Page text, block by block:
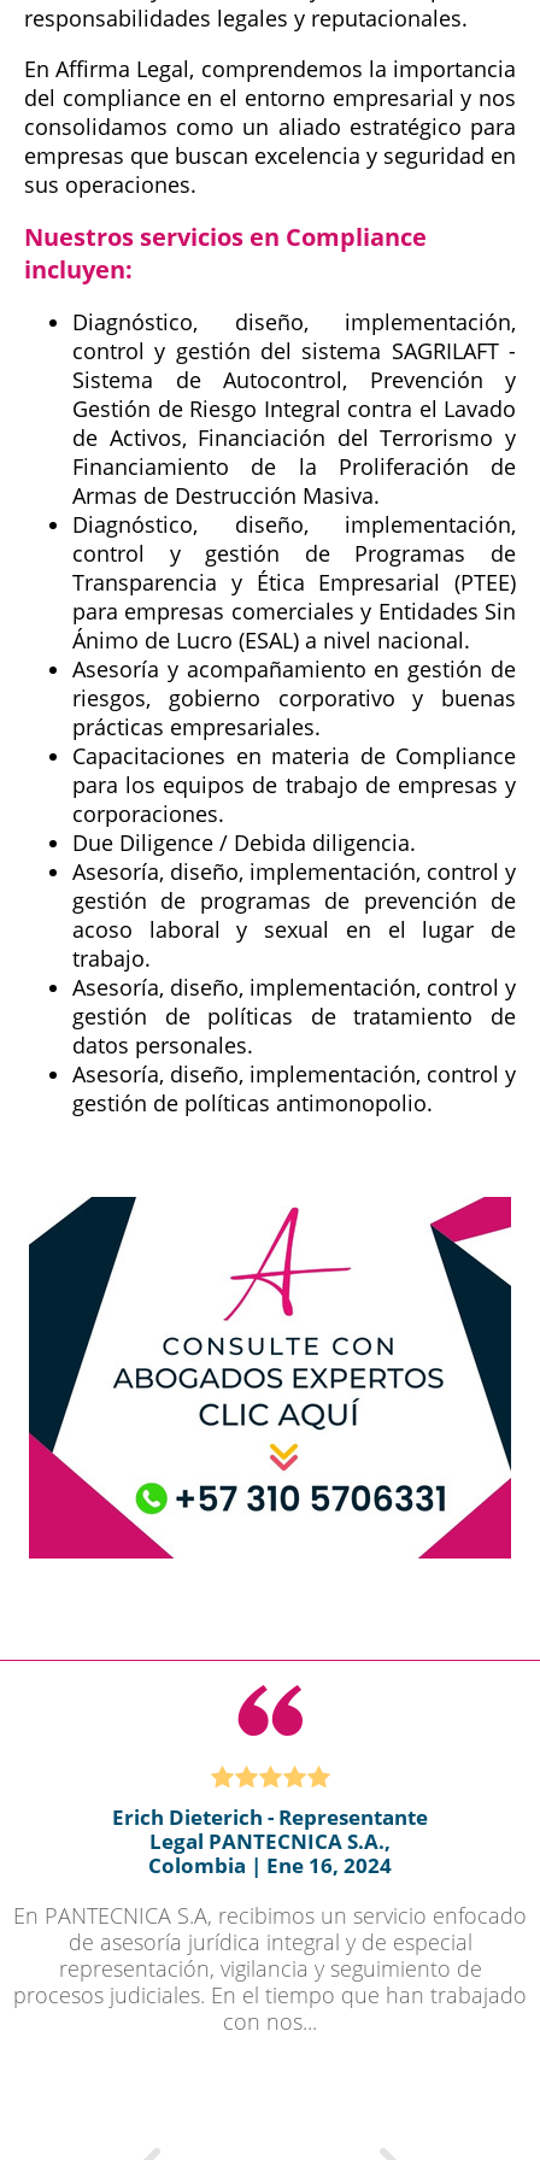
responsabilidades legales y reputacionales.
En Affirma Legal, comprendemos la importancia
del compliance en el entorno empresarial y nos
consolidamos como un aliado estratégico para
empresas que buscan excelencia y seguridad en
sus operaciones.
Nuestros servicios en Compliance
incluyen:
Diagnóstico, diseño, implementación,
control y gestión del sistema SAGRILAFT -
Sistema de Autocontrol, Prevención y
Gestión de Riesgo Integral contra el Lavado
de Activos, Financiación del Terrorismo y
Financiamiento de la Proliferación de
Armas de Destrucción Masiva.
Diagnóstico, diseño, implementación,
control y gestión de Programas de
Transparencia y Ética Empresarial (PTEE)
para empresas comerciales y Entidades Sin
Ánimo de Lucro (ESAL) a nivel nacional.
Asesoría y acompañamiento en gestión de
riesgos, gobierno corporativo y buenas
prácticas empresariales.
Capacitaciones en materia de Compliance
para los equipos de trabajo de empresas y
corporaciones.
Due Diligence / Debida diligencia.
Asesoría, diseño, implementación, control y
gestión de programas de prevención de
acoso laboral y sexual en el lugar de
trabajo.
Asesoría, diseño, implementación, control y
gestión de políticas de tratamiento de
datos personales.
Asesoría, diseño, implementación, control y
gestión de políticas antimonopolio.
Erich Dieterich - Representante
Legal PANTECNICA S.A.,
Colombia | Ene 16, 2024
En PANTECNICA S.A, recibimos un servicio enfocado
de asesoría jurídica integral y de especial
representación, vigilancia y seguimiento de
procesos judiciales. En el tiempo que han trabajado
con nos...